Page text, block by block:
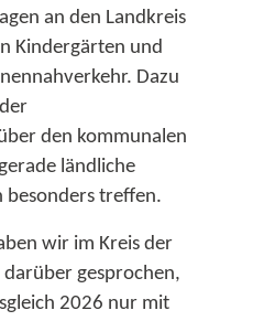
an den Landkreis
Kindergärten und
Dazu
den kommunalen
ländliche
besonders treffen.​
wir im Kreis der
gesprochen,
2026 nur mit